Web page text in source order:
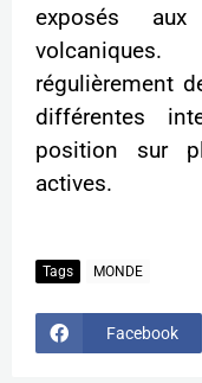
exposés
régulièrement
différentes
position sur
actives.
Tags MONDE
Facebook